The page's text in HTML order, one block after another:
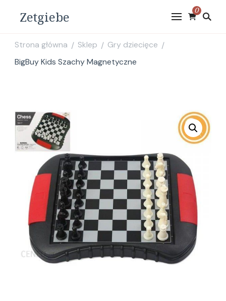
Zetgiebe 0
Strona główna / Sklep / Gry dziecięce /
BigBuy Kids Szachy Magnetyczne